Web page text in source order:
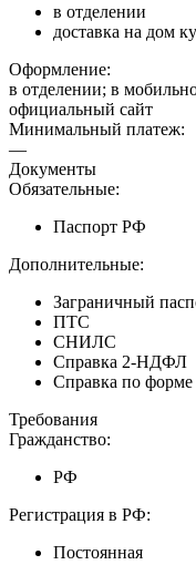
в отделении
доставка на дом
Оформление:
в отделении; в
официальный сайт
Минимальный платеж:
—
Документы
Обязательные:
Паспорт РФ
Дополнительные:
Заграничный
ПТС
СНИЛС
Справка 2-НДФЛ
Справка по форме
Требования
Гражданство:
РФ
Регистрация в РФ:
Постоянная